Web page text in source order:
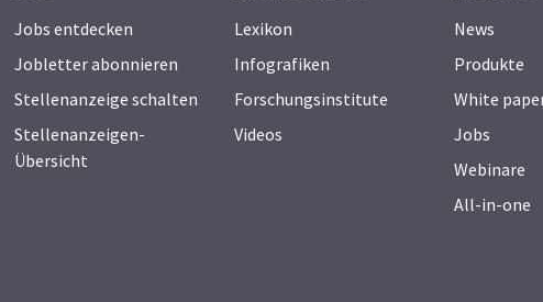
Jobs entdecken
Jobletter abonnieren
Stellenanzeige schalten
Stellenanzeigen-
Übersicht
Lexikon
Infografiken
Forschungsinstitute
Videos
News
Produkte
White
Jobs
Webinare
All-in-one